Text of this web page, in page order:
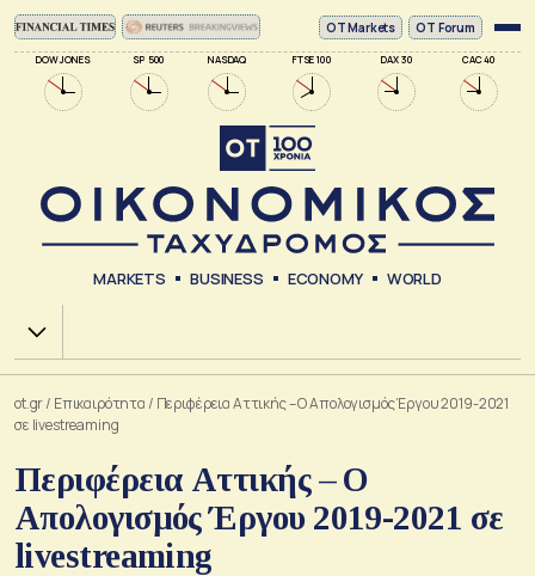
DOW JONES SP 500 NASDAQ FTSE 100 DAX 30 CAC 40
ΟΤ Markets OT Forum
MARKETS BUSINESS ECONOMY WORLD
Χ.Α.
ot.gr/ Επικαιρότητα / Περιφέρεια Αττικής – O Απολογισμός Έργου 2019-2021
σε livestreaming
Περιφέρεια Αττικής – O
Απολογισμός Έργου 2019-2021 σε
livestreaming